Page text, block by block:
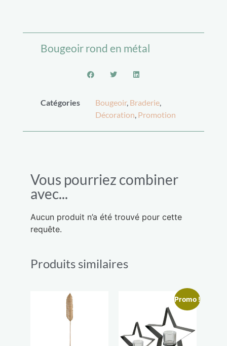
Bougeoir rond en métal
Catégories Bougeoir, Braderie,
Décoration, Promotion
Vous pourriez combiner
avec...
Aucun produit n’a été trouvé pour cette
requête.
Produits similaires
Promo !